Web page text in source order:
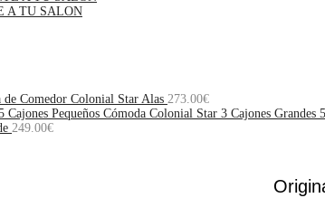
A TU SALON
de Comedor Colonial Star Alas 273.00€
Cómoda Colonial Star 3 Cajones Grandes
249.00€